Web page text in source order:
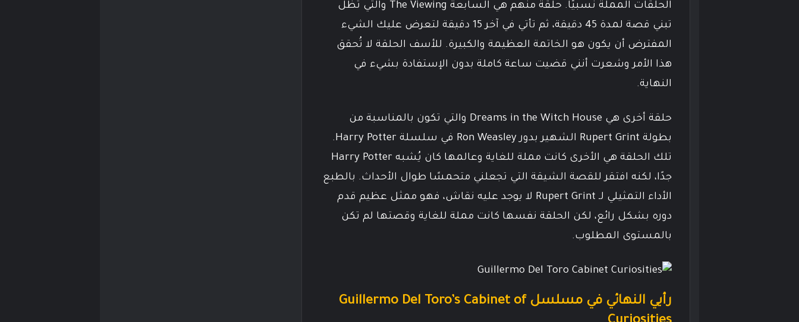
الحلقات المملة نسبيًا. حلقة منهم هي السابعة The Viewing والتي تظل
تبني قصة لمدة 45 دقيقة، ثم تأتي في آخر 15 دقيقة لتعرض عليك الشيء
المفترض أن يكون هو الخاتمة العظيمة والكبيرة. للأسف الحلقة لا تُحقق
هذا الأمر وشعرت أنني قضيت ساعة كاملة بدون الإستفادة بشيء في
النهاية.
حلقة أخرى هي Dreams in the Witch House والتي تكون بالمناسبة من
بطولة Rupert Grint الشهير بدور Ron Weasley في سلسلة Harry Potter.
تلك الحلقة هي الأخرى كانت مملة للغاية وعالمها كان يُشبه Harry Potter
جدًا، لكنه افتقر للقصة الشيقة التي تجعلني متحمسًا طوال الأحداث. بالطبع
الأداء التمثيلي لـ Rupert Grint لا يوجد عليه نقاش، فهو ممثل عظيم قدم
دوره بشكل رائع، لكن الحلقة نفسها كانت مملة للغاية وقصتها لم تكن
بالمستوى المطلوب.
رأيي النهائي في مسلسل Guillermo Del Toro’s Cabinet of